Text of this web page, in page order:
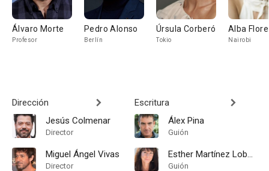
Álvaro Morte
Profesor
Pedro Alonso
Berlín
Úrsula Corberó
Tokio
Alba
Nairobi
Dirección
Jesús Colmenar
Director
Miguel Ángel Vivas
Director
Escritura
Álex Pina
Guión
Esther Martínez Lobato
Guión